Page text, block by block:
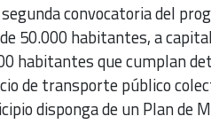
convocatoria del
50.000 habitantes, a
habitantes que cumplan
de transporte público
disponga de un Plan de